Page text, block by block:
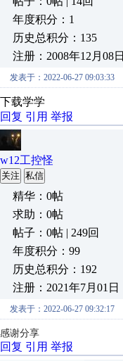
年度积分：1
历史总积分：135
注册：2008年12月08日
发表于：2022-06-27 09:03:33
下载学学
回复 引用 举报
w12工控怪
关注 私信
精华：0帖
求助：0帖
帖子：0帖 | 249回
年度积分：99
历史总积分：192
注册：2021年7月01日
发表于：2022-06-27 09:32:17
感谢分享
回复 引用 举报